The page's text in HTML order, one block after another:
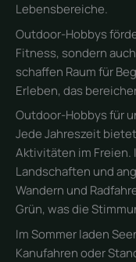
Lebensbereiche.
Outdoor-Hobbys
Fitness, sondern
schaffen Raum für
Erleben, das
Outdoor-Hobbys für
Jede Jahreszeit
Aktivitäten im Freien.
Landschaften und
Wandern und
Grün, was die
Im Sommer laden
Kanufahren oder